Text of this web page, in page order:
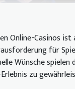
Online-Casinos
für
Wünsche spielen
zu